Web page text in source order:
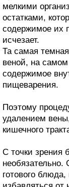
мелкими
остатками,
содержимое их
исчезает.
Та самая
веной, на
содержимое
пищеварения.
Поэтому
удалением
кишечного
С точки зрения
необязательно.
готового